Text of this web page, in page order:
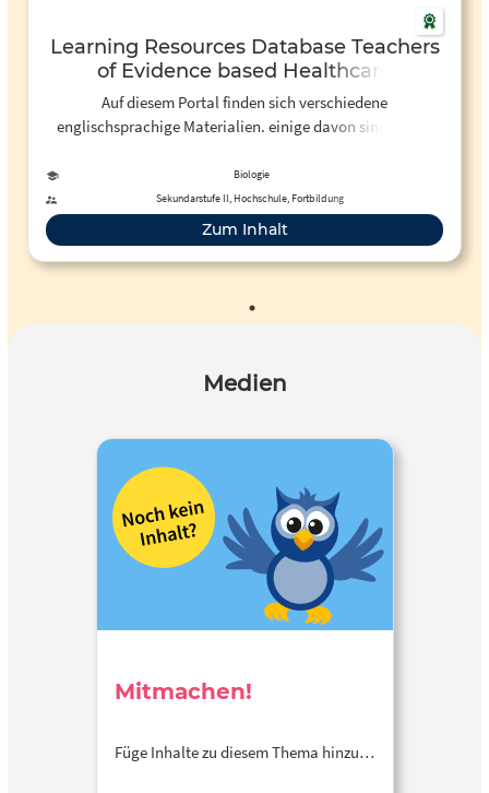
Learning Resources Database Teachers
of Evidence based Healthcare
Auf diesem Portal finden sich verschiedene
englischsprachige Materialien. einige davon sind für die
dienen der Recherche und dem eigenständigen Lernen.
Anhand verschiedener Filter kann ausgewählt werden, was
gesucht wird.
Biologie
Sekundarstufe II, Hochschule, Fortbildung
Zum Inhalt
Medien
Mitmachen!
Füge Inhalte zu diesem Thema hinzu…